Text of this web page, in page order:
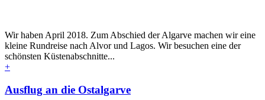
Wir haben April 2018. Zum Abschied der Algarve machen wir eine
kleine Rundreise nach Alvor und Lagos. Wir besuchen eine der
schönsten Küstenabschnitte...
+
Ausflug an die Ostalgarve